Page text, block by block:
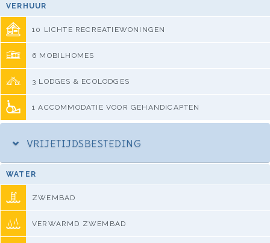
VERHUUR
10 LICHTE RECREATIEWONINGEN
6 MOBILHOMES
3 LODGES & ECOLODGES
1 ACCOMMODATIE VOOR GEHANDICAPTEN
VRIJETIJDSBESTEDING
WATER
ZWEMBAD
VERWARMD ZWEMBAD